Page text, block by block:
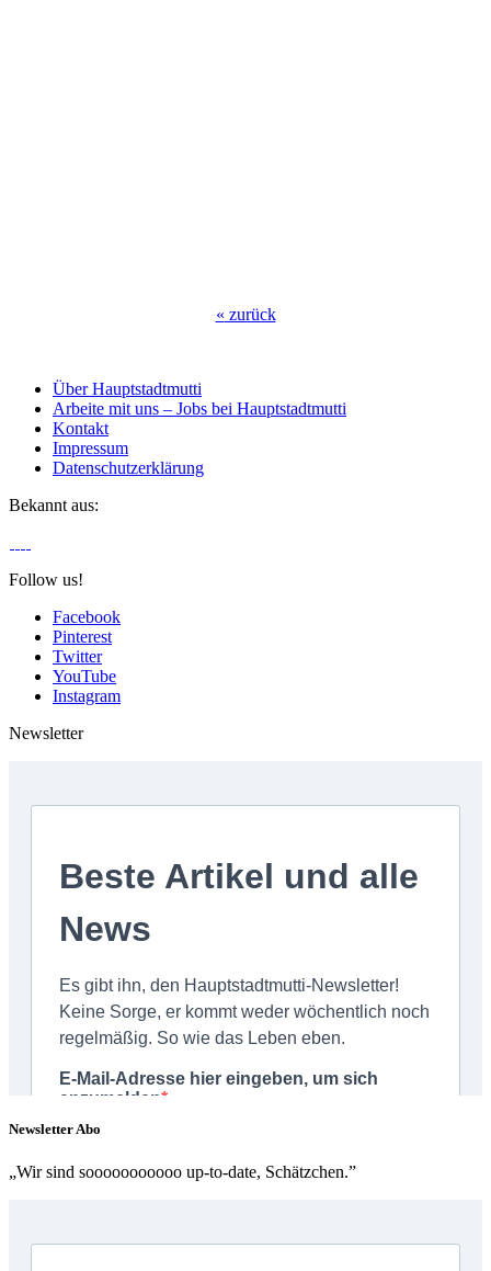
« zurück
Über Hauptstadtmutti
Arbeite mit uns – Jobs bei Hauptstadtmutti
Kontakt
Impressum
Datenschutzerklärung
Bekannt aus:
Follow us!
Facebook
Pinterest
Twitter
YouTube
Instagram
Newsletter
Newsletter Abo
„Wir sind sooooooooooo up-to-date, Schätzchen.”